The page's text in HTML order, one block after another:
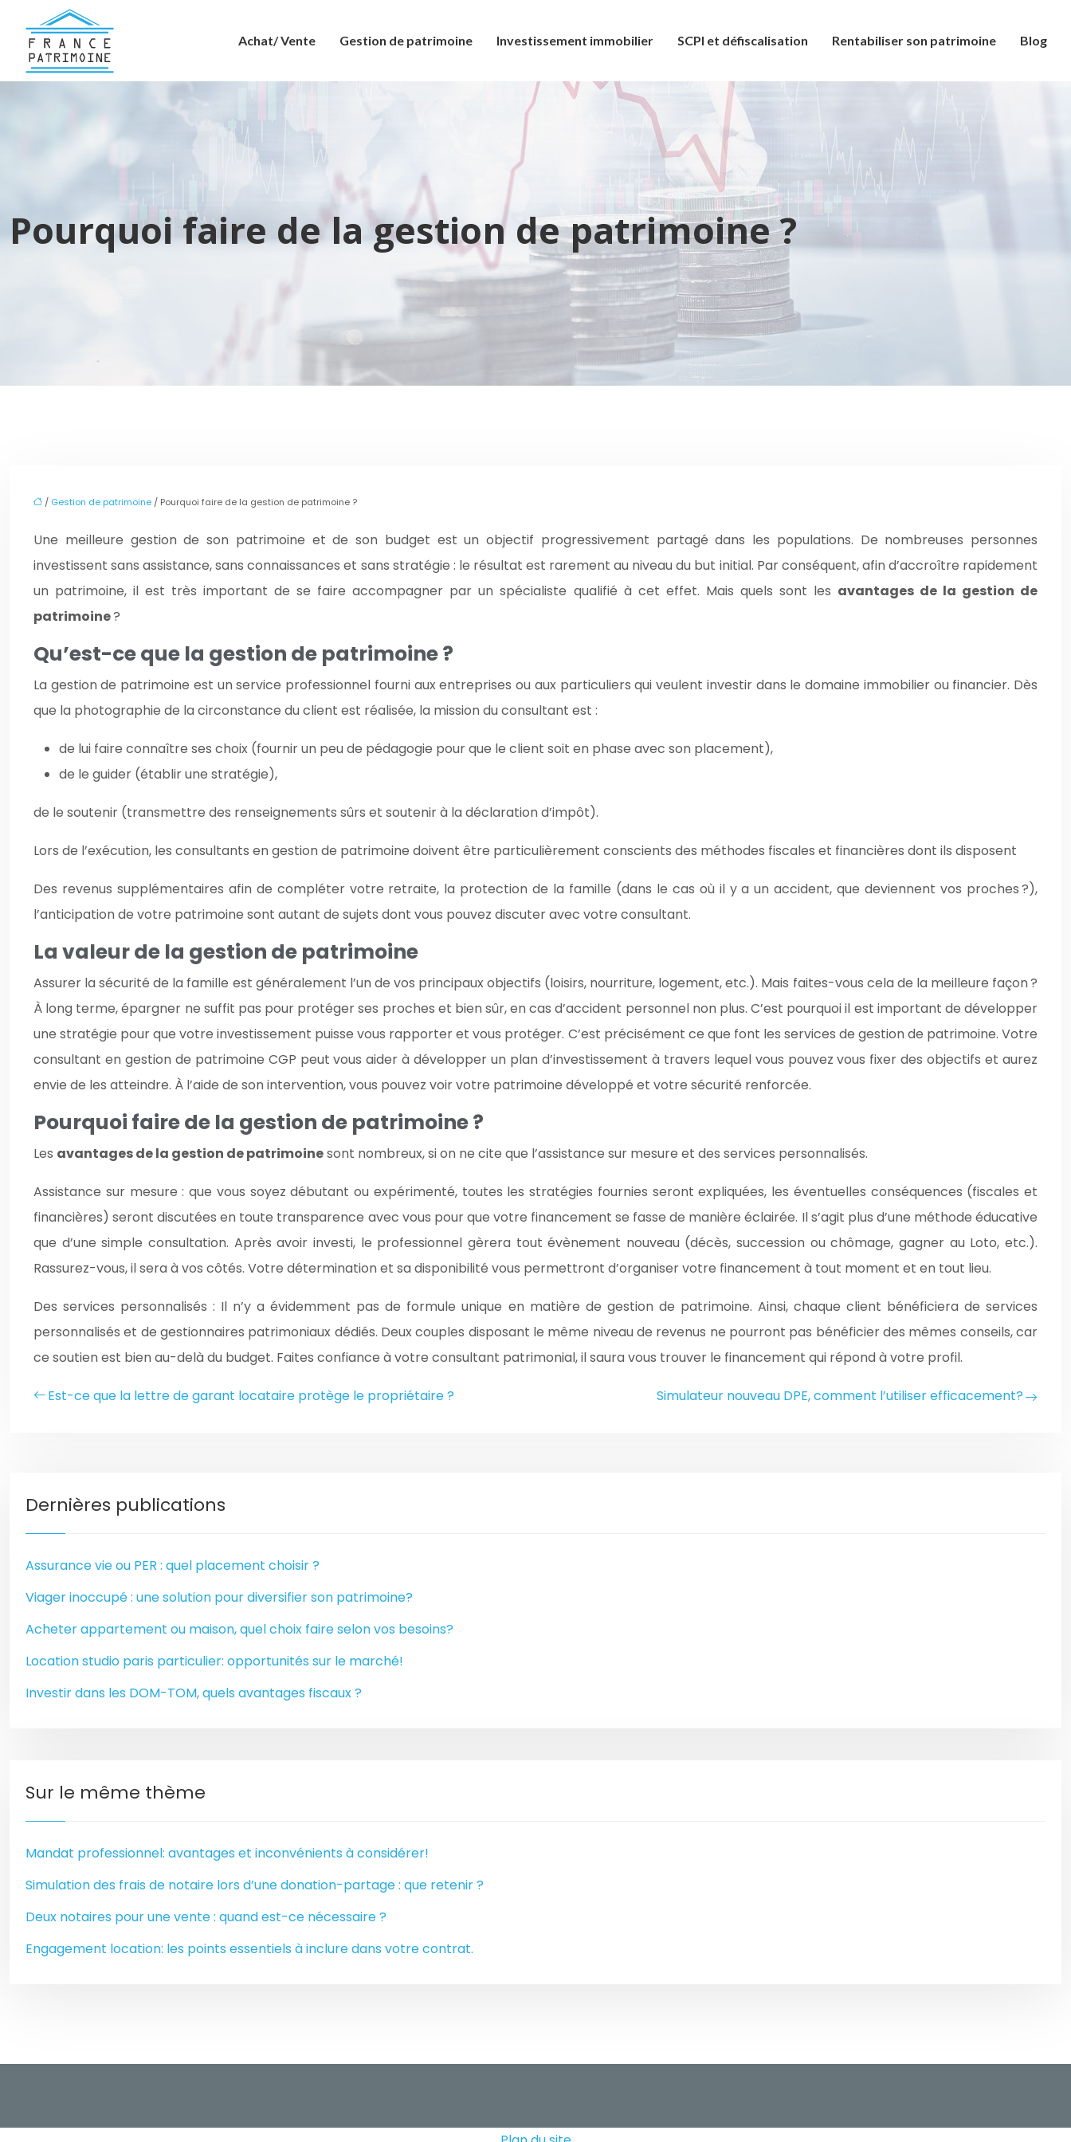
Achat/ Vente Gestion de patrimoine Investissement immobilier SCPI et défiscalisation Rentabiliser son patrimoine Blog
Pourquoi faire de la gestion de patrimoine ?
/ Gestion de patrimoine / Pourquoi faire de la gestion de patrimoine ?
Une meilleure gestion de son patrimoine et de son budget est un objectif progressivement partagé dans les populations. De nombreuses personnes
investissent sans assistance, sans connaissances et sans stratégie : le résultat est rarement au niveau du but initial. Par conséquent, afin d’accroître rapidement
un patrimoine, il est très important de se faire accompagner par un spécialiste qualifié à cet effet. Mais quels sont les avantages de la gestion de
patrimoine?
Qu’est-ce que la gestion de patrimoine ?
La gestion de patrimoine est un service professionnel fourni aux entreprises ou aux particuliers qui veulent investir dans le domaine immobilier ou financier. Dès
que la photographie de la circonstance du client est réalisée, la mission du consultant est :
de lui faire connaître ses choix (fournir un peu de pédagogie pour que le client soit en phase avec son placement),
de le guider (établir une stratégie),
de le soutenir (transmettre des renseignements sûrs et soutenir à la déclaration d’impôt).
Lors de l’exécution, les consultants en gestion de patrimoine doivent être particulièrement conscients des méthodes fiscales et financières dont ils disposent
Des revenus supplémentaires afin de compléter votre retraite, la protection de la famille (dans le cas où il y a un accident, que deviennent vos proches ?),
l’anticipation de votre patrimoine sont autant de sujets dont vous pouvez discuter avec votre consultant.
La valeur de la gestion de patrimoine
Assurer la sécurité de la famille est généralement l’un de vos principaux objectifs (loisirs, nourriture, logement, etc.). Mais faites-vous cela de la meilleure façon ?
À long terme, épargner ne suffit pas pour protéger ses proches et bien sûr, en cas d’accident personnel non plus. C’est pourquoi il est important de développer
une stratégie pour que votre investissement puisse vous rapporter et vous protéger. C’est précisément ce que font les services de gestion de patrimoine. Votre
consultant en gestion de patrimoine CGP peut vous aider à développer un plan d’investissement à travers lequel vous pouvez vous fixer des objectifs et aurez
envie de les atteindre. À l’aide de son intervention, vous pouvez voir votre patrimoine développé et votre sécurité renforcée.
Pourquoi faire de la gestion de patrimoine ?
Les avantages de la gestion de patrimoinesont nombreux, si on ne cite que l’assistance sur mesure et des services personnalisés.
Assistance sur mesure : que vous soyez débutant ou expérimenté, toutes les stratégies fournies seront expliquées, les éventuelles conséquences (fiscales et
financières) seront discutées en toute transparence avec vous pour que votre financement se fasse de manière éclairée. Il s’agit plus d’une méthode éducative
que d’une simple consultation. Après avoir investi, le professionnel gèrera tout évènement nouveau (décès, succession ou chômage, gagner au Loto, etc.).
Rassurez-vous, il sera à vos côtés. Votre détermination et sa disponibilité vous permettront d’organiser votre financement à tout moment et en tout lieu.
Des services personnalisés : Il n’y a évidemment pas de formule unique en matière de gestion de patrimoine. Ainsi, chaque client bénéficiera de services
personnalisés et de gestionnaires patrimoniaux dédiés. Deux couples disposant le même niveau de revenus ne pourront pas bénéficier des mêmes conseils, car
ce soutien est bien au-delà du budget. Faites confiance à votre consultant patrimonial, il saura vous trouver le financement qui répond à votre profil.
Est-ce que la lettre de garant locataire protège le propriétaire ? Simulateur nouveau DPE, comment l’utiliser efficacement?
Dernières publications
Assurance vie ou PER : quel placement choisir ?
Viager inoccupé : une solution pour diversifier son patrimoine?
Acheter appartement ou maison, quel choix faire selon vos besoins?
Location studio paris particulier: opportunités sur le marché!
Investir dans les DOM-TOM, quels avantages fiscaux ?
Sur le même thème
Mandat professionnel: avantages et inconvénients à considérer!
Simulation des frais de notaire lors d’une donation-partage : que retenir ?
Deux notaires pour une vente : quand est-ce nécessaire ?
Engagement location: les points essentiels à inclure dans votre contrat.